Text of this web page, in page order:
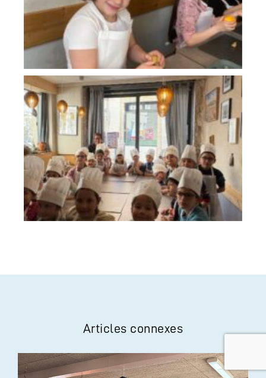
Articles connexes